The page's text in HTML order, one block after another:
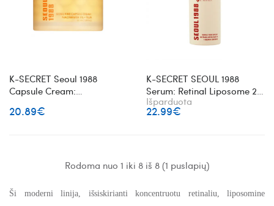
K-SECRET Seoul 1988
Capsule Cream:
skaistinantis veido kremas
20.89€
K-SECRET SEOUL 1988
Serum: Retinal Liposome 2%
+ Black Ginseng veido
serumas su retinaliu
Išparduota
22.99€
Rodoma nuo 1 iki 8 iš 8 (1 puslapių)
Ši moderni linija, išsiskirianti koncentruotu retinaliu, liposomine